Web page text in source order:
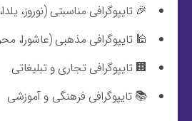
🎉 تایپوگرافی مناسبتی (نوروز،
🕌 تایپوگرافی مذهبی (عاشورا،
🏢 تایپوگرافی تجاری و تبلیغاتی
📚 تایپوگرافی فرهنگی و آموزشی